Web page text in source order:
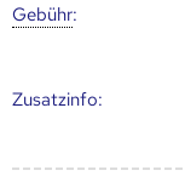
Gebühr:
Zusatz­info: